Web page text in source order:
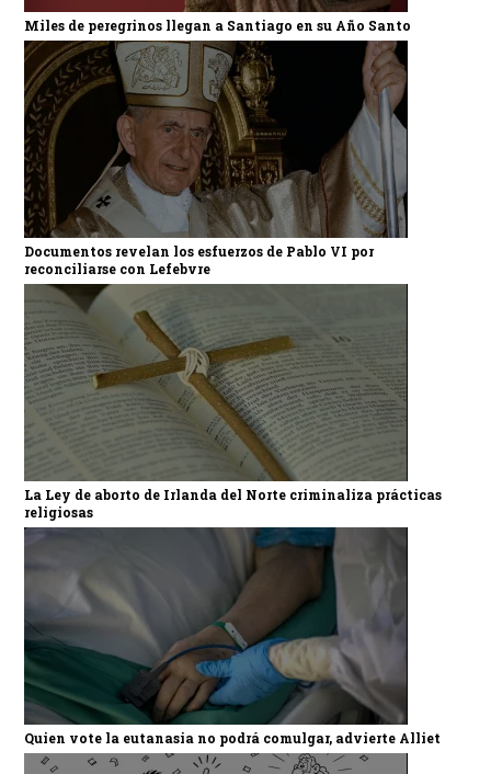
Miles de peregrinos llegan a Santiago en su Año Santo
Documentos revelan los esfuerzos de Pablo VI por
reconciliarse con Lefebvre
La Ley de aborto de Irlanda del Norte criminaliza prácticas
religiosas
Quien vote la eutanasia no podrá comulgar, advierte Alliet